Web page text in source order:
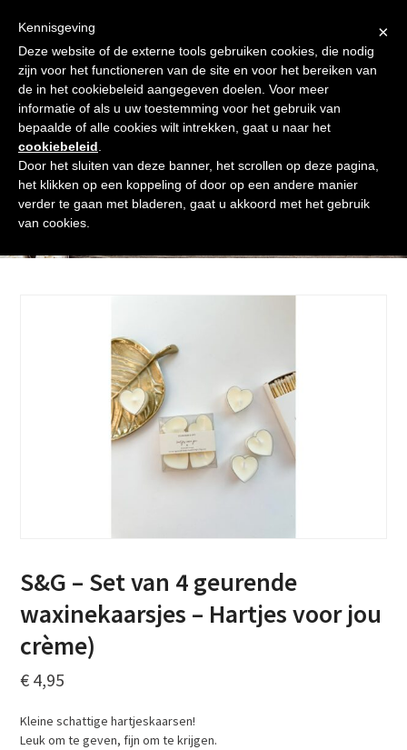
content
Afrekenen
Winkelmand Shop
Open
mobile
menu
Close
mobile
menu
Shop
S&G – Set van 4 geurende
waxinekaarsjes – Hartjes voor jou
crème)
€ 4,95
Kleine schattige hartjeskaarsen!
Leuk om te geven, fijn om te krijgen.
×
Kennisgeving
Deze website of de externe tools gebruiken cookies, die nodig
zijn voor het functioneren van de site en voor het bereiken van
de in het cookiebeleid aangegeven doelen. Voor meer
informatie of als u uw toestemming voor het gebruik van
bepaalde of alle cookies wilt intrekken, gaat u naar het
cookiebeleid
Door het sluiten van deze banner, het scrollen op deze pagina,
het klikken op een koppeling of door op een andere manier
verder te gaan met bladeren, gaat u akkoord met het gebruik
van cookies.